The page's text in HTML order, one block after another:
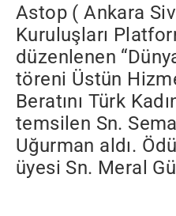
Astop ( Ankara
Kuruluşları
düzenlenen
töreni Üstün
Beratını Türk
temsilen Sn.
Uğurman aldı.
üyesi Sn. Meral